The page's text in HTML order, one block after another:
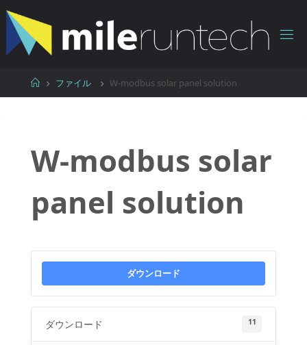
コ
ン
ホ
ー
ファイル W-modbus solar panel solution
W-modbus solar
panel solution
ダウンロード
ダウンロード 11